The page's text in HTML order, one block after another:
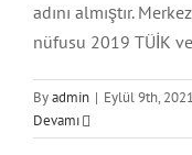
adını almıştır.
nüfusu 2019 TÜİK
Byadmin | Eylül 9th, 2021
Devamı